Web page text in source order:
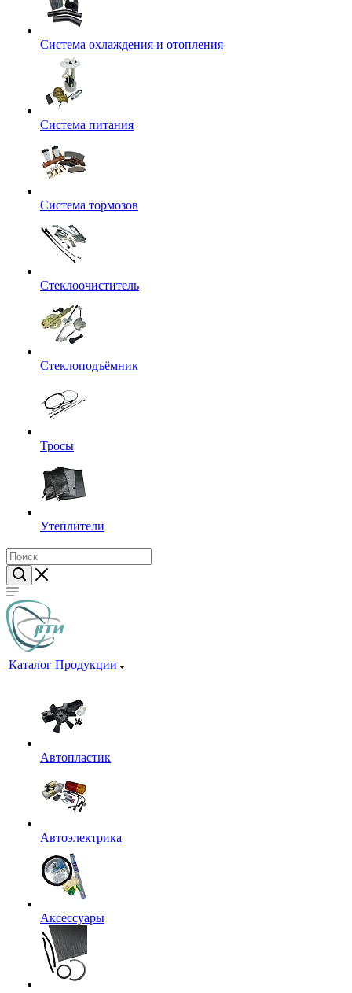
Система охлаждения и отопления
Система питания
Система тормозов
Стеклоочиститель
Стеклоподъёмник
Тросы
Утеплители
Каталог Продукции
Автопластик
Автоэлектрика
Аксессуары